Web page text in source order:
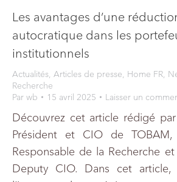
Les avantages d’une
autocratique dans les
institutionnels
Actualités, Articles de presse, Home FR,
Recherche
Par wb 15 avril 2025 Laisser un
Découvrez cet article rédigé
Président et CIO de TOBAM,
Responsable de la Recherche
Deputy CIO. Dans cet article,